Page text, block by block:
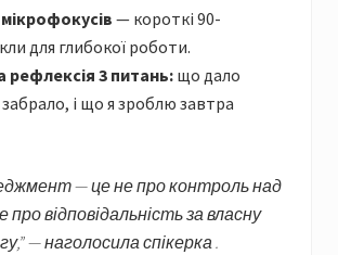
— короткі 90-
для глибокої роботи.
3 питань: що дало
і що я зроблю завтра
— це не про контроль над
про відповідальність за власну
— наголосила спікерка .